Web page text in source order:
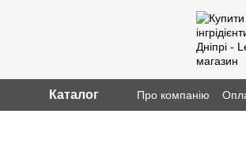
Каталог Про компанію